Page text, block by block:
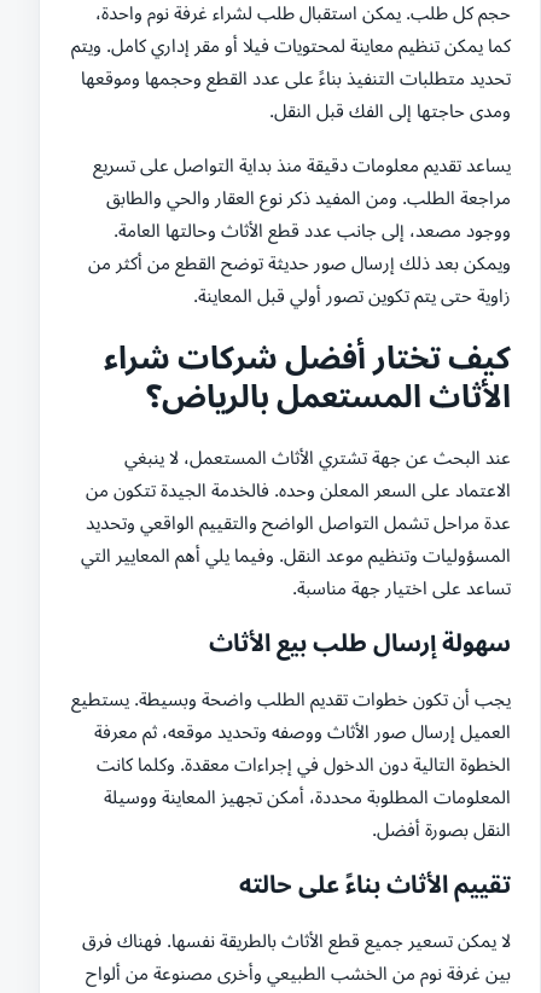
حجم كل طلب. يمكن استقبال طلب لشراء غرفة نوم واحدة،
كما يمكن تنظيم معاينة لمحتويات فيلا أو مقر إداري كامل. ويتم
تحديد متطلبات التنفيذ بناءً على عدد القطع وحجمها وموقعها
ومدى حاجتها إلى الفك قبل النقل.
يساعد تقديم معلومات دقيقة منذ بداية التواصل على تسريع
مراجعة الطلب. ومن المفيد ذكر نوع العقار والحي والطابق
ووجود مصعد، إلى جانب عدد قطع الأثاث وحالتها العامة.
ويمكن بعد ذلك إرسال صور حديثة توضح القطع من أكثر من
زاوية حتى يتم تكوين تصور أولي قبل المعاينة.
كيف تختار أفضل شركات شراء
الأثاث المستعمل بالرياض؟
عند البحث عن جهة تشتري الأثاث المستعمل، لا ينبغي
الاعتماد على السعر المعلن وحده. فالخدمة الجيدة تتكون من
عدة مراحل تشمل التواصل الواضح والتقييم الواقعي وتحديد
المسؤوليات وتنظيم موعد النقل. وفيما يلي أهم المعايير التي
تساعد على اختيار جهة مناسبة.
سهولة إرسال طلب بيع الأثاث
يجب أن تكون خطوات تقديم الطلب واضحة وبسيطة. يستطيع
العميل إرسال صور الأثاث ووصفه وتحديد موقعه، ثم معرفة
الخطوة التالية دون الدخول في إجراءات معقدة. وكلما كانت
المعلومات المطلوبة محددة، أمكن تجهيز المعاينة ووسيلة
النقل بصورة أفضل.
تقييم الأثاث بناءً على حالته
لا يمكن تسعير جميع قطع الأثاث بالطريقة نفسها. فهناك فرق
بين غرفة نوم من الخشب الطبيعي وأخرى مصنوعة من ألواح